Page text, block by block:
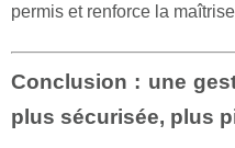
permis et renforce la
Conclusion : une
plus sécurisée, plus